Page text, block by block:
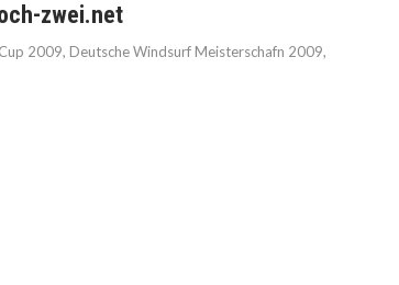
zwei.net
2009, Deutsche Windsurf Meisterschafn 2009,